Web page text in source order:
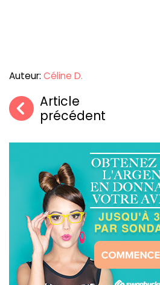
Auteur: Céline D.
Article
précédent